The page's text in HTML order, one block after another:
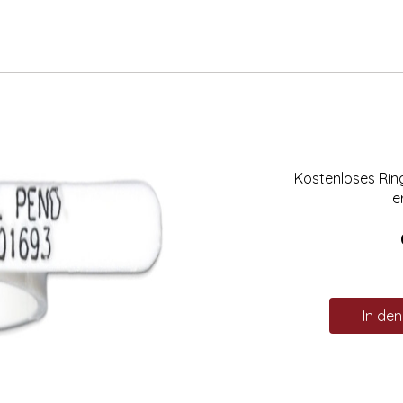
Kostenloses
In